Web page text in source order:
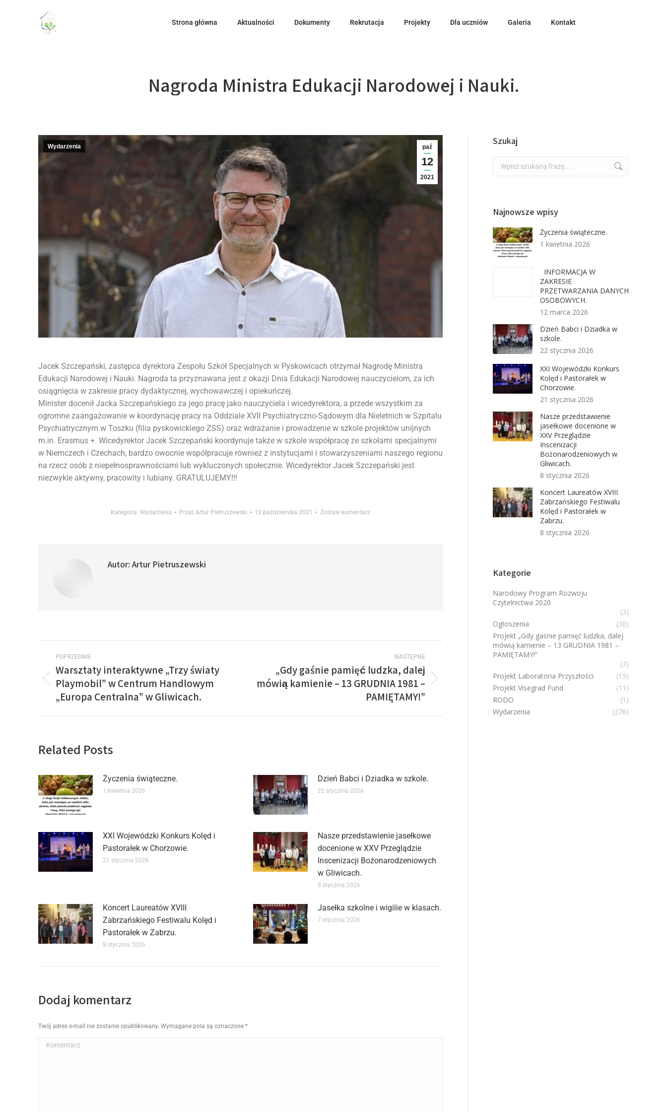
Strona główna Aktualności Dokumenty Rekrutacja Projekty Dla uczniów Galeria Kontakt
Nagroda Ministra Edukacji Narodowej i Nauki.
paź
12
2021
Wydarzenia
Jacek Szczepański, zastępca dyrektora Zespołu Szkół Specjalnych w Pyskowicach otrzymał Nagrodę Ministra
Edukacji Narodowej i Nauki. Nagroda ta przyznawana jest z okazji Dnia Edukacji Narodowej nauczycielom, za ich
osiągnięcia w zakresie pracy dydaktycznej, wychowawczej i opiekuńczej.
Minister docenił Jacka Szczepańskiego za jego pracę jako nauczyciela i wicedyrektora, a przede wszystkim za
ogromne zaangażowanie w koordynację pracy na Oddziale XVII Psychiatryczno-Sądowym dla Nieletnich w Szpitalu
Psychiatrycznym w Toszku (filia pyskowickiego ZSS) oraz wdrażanie i prowadzenie w szkole projektów unijnych
m.in. Erasmus +. Wicedyrektor Jacek Szczepański koordynuje także w szkole współpracę ze szkołami specjalnymi
w Niemczech i Czechach, bardzo owocnie współpracuje również z instytucjami i stowarzyszeniami naszego regionu
na rzecz osób z niepełnosprawnościami lub wykluczonych społecznie. Wicedyrektor Jacek Szczepański jest
niezwykle aktywny, pracowity i lubiany. GRATULUJEMY!!!
Kategoria: Wydarzenia Przez Artur Pietruszewski 12 października 2021 Zostaw komentarz
Autor: Artur Pietruszewski
POPRZEDNIE
Warsztaty interaktywne „Trzy światy
Playmobil” w Centrum Handlowym
„Europa Centralna” w Gliwicach.
NASTĘPNE
„Gdy gaśnie pamięć ludzka, dalej
mówią kamienie – 13 GRUDNIA 1981 –
PAMIĘTAMY!”
Related Posts
Życzenia świąteczne.
1 kwietnia 2026
Dzień Babci i Dziadka w szkole.
22 stycznia 2026
XXI Wojewódzki Konkurs Kolęd i
Pastorałek w Chorzowie.
21 stycznia 2026
Nasze przedstawienie jasełkowe
docenione w XXV Przeglądzie
Inscenizacji Bożonarodzeniowych
w Gliwicach.
8 stycznia 2026
Koncert Laureatów XVIII
Zabrzańskiego Festiwalu Kolęd i
Pastorałek w Zabrzu.
8 stycznia 2026
Jasełka szkolne i wigilie w klasach.
7 stycznia 2026
Dodaj komentarz
Twój adres e-mail nie zostanie opublikowany. Wymagane pola są oznaczone *
Komentarz
Szukaj
Najnowsze wpisy
Życzenia świąteczne.
1 kwietnia 2026
INFORMACJA W
ZAKRESIE
PRZETWARZANIA DANYCH
OSOBOWYCH.
12 marca 2026
Dzień Babci i Dziadka w
szkole.
22 stycznia 2026
XXI Wojewódzki Konkurs
Kolęd i Pastorałek w
Chorzowie.
21 stycznia 2026
Nasze przedstawienie
jasełkowe docenione w
XXV Przeglądzie
Inscenizacji
Bożonarodzeniowych w
Gliwicach.
8 stycznia 2026
Koncert Laureatów XVIII
Zabrzańskiego Festiwalu
Kolęd i Pastorałek w
Zabrzu.
8 stycznia 2026
Kategorie
Narodowy Program Rozwoju
Czytelnictwa 2020
(3)
Ogłoszenia
(30)
Projekt „Gdy gaśnie pamięć ludzka, dalej
mówią kamienie – 13 GRUDNIA 1981 –
PAMIĘTAMY!”
(7)
Projekt Laboratoria Przyszłości
(15)
Projekt Visegrad Fund
(11)
RODO
(1)
Wydarzenia
(276)